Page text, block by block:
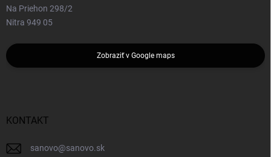
Na Priehon 298/2
Nitra 949 05
Zobraziť v Google maps
KONTAKT
sanovo@sanovo.sk